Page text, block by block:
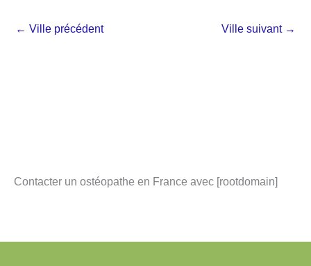
← Ville précédent Ville suivant →
Contacter un ostéopathe en France avec [rootdomain]